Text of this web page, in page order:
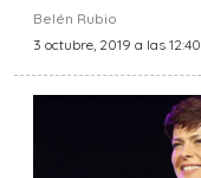
Belén Rubio
3 octubre, 2019 a las 12:40